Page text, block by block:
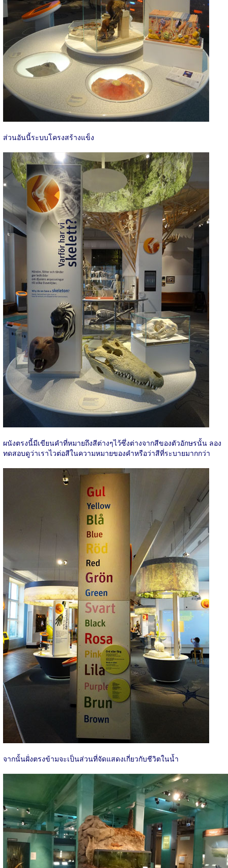
ส่วนอันนี้ระบบโครงสร้างแข็ง
ผนังตรงนี้มีเขียนคำที่หมายถึงสีต่างๆไว้ซึ่งต่างจากสีของตัวอักษรนั้น ลอง
ทดสอบดูว่าเราไวต่อสีในความหมายของคำหรือว่าสีที่ระบายมากกว่า
จากนั้นฝั่งตรงข้ามจะเป็นส่วนที่จัดแสดงเกี่ยวกับชีวิตในน้ำ